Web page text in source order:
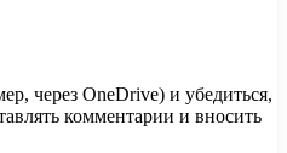
через OneDrive) и убедиться,
комментарии и вносить